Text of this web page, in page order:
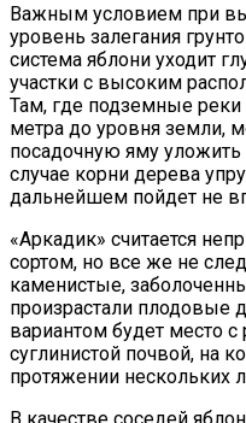
Важным условием при
уровень залегания
система яблони уходит
участки с высоким
Там, где подземные
метра до уровня земли,
посадочную яму
случае корни дерева
дальнейшем пойдет не
«Аркадик» считается
сортом, но все же не
каменистые,
произрастали плодовые
вариантом будет место
суглинистой почвой, на
протяжении нескольких